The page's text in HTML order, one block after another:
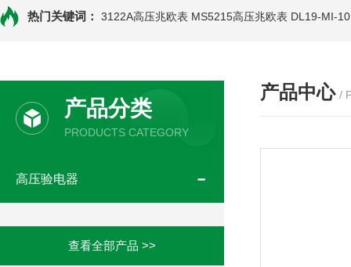
热门关键词： 3122A高压兆欧表 MS5215高压兆欧表 DL19-MI-
产品分类
PRODUCTS CATEGORY
高压验电器
查看全部产品 >>
产品中心 /